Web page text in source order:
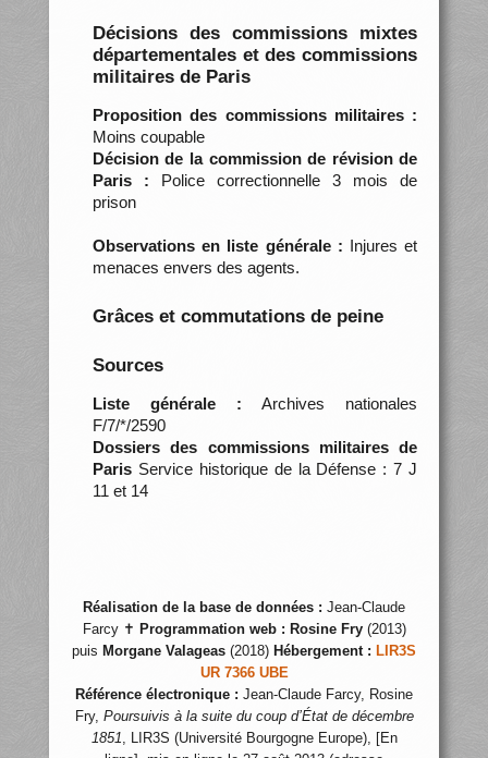
Décisions des commissions mixtes
départementales et des commissions
militaires de Paris
Proposition des commissions militaires :
Moins coupable
Décision de la commission de révision de
Paris : Police correctionnelle 3 mois de
prison
Observations en liste générale : Injures et
menaces envers des agents.
Grâces et commutations de peine
Sources
Liste générale : Archives nationales
F/7/*/2590
Dossiers des commissions militaires de
ParisService historique de la Défense : 7 J
11 et 14
Réalisation de la base de données : Jean-Claude
Farcy ✝ Programmation web : Rosine Fry(2013)
puis Morgane Valageas (2018) Hébergement : LIR3S
UR 7366 UBE
Référence électronique : Jean-Claude Farcy, Rosine
Fry, Poursuivis à la suite du coup d’État de décembre
1851, LIR3S (Université Bourgogne Europe), [En